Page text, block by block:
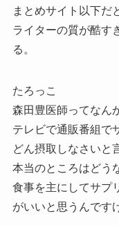
まとめサイト以下だ
ライターの質が酷す
る。
たろっこ
森田豊医師ってなん
テレビで通販番組で
どん摂取しなさいと
本当のところはどう
食事を主にしてサプ
がいいと思うんです